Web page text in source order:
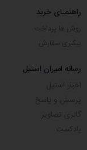
راهنمـای خرید
رسانه امیران استیل